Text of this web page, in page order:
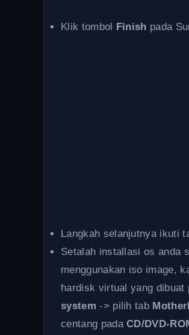
Klik tombol Finish pada
Langkah selanjutnya ikuti
Setalah installasi os anda
menggunakan iso image,
hardisk virtual yang
system -> pilih tab
centang padaCD/DVD-